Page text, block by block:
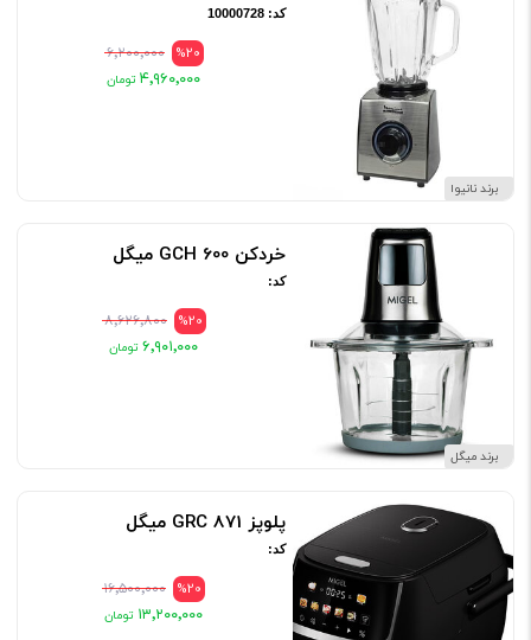
برند نانیوا
کد: 10000728
%20 ۶٬۲۰۰٬۰۰۰
۴٬۹۶۰٬۰۰۰
برند میگل
خردکن GCH 600 میگل
کد:
%20 ۸٬۶۲۶٬۸۰۰
۶٬۹۰۱٬۰۰۰
پلوپز GRC 871 میگل
کد:
%20 ۱۶٬۵۰۰٬۰۰۰
۱۳٬۲۰۰٬۰۰۰